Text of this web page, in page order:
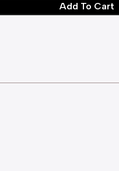
Add To Cart